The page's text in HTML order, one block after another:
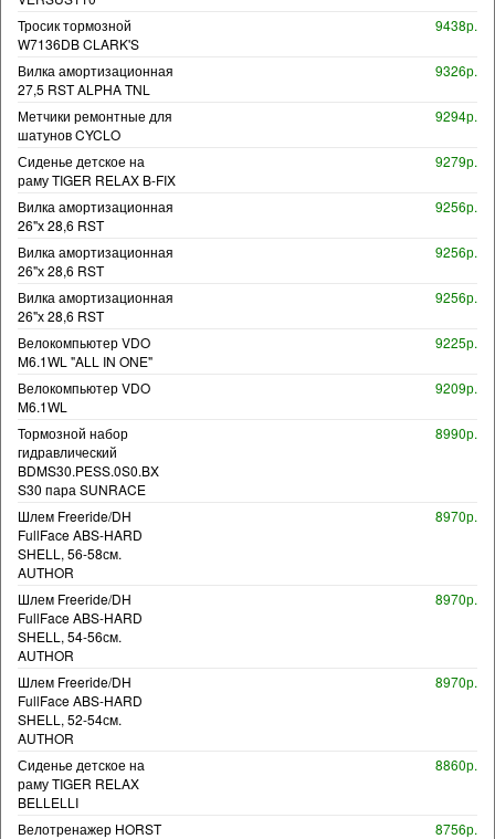
Тросик тормозной
W7136DB CLARK'S
9438р.
Вилка амортизационная
27,5 RST ALPHA TNL
9326р.
Метчики ремонтные для
шатунов CYCLO
9294р.
Сиденье детское на
раму TIGER RELAX B-FIX
9279р.
Вилка амортизационная
26"х 28,6 RST
9256р.
Вилка амортизационная
26"х 28,6 RST
9256р.
Вилка амортизационная
26"х 28,6 RST
9256р.
Велокомпьютер VDO
M6.1WL "ALL IN ONE"
9225р.
Велокомпьютер VDO
M6.1WL
9209р.
Тормозной набор
гидравлический
BDMS30.PESS.0S0.BX
S30 пара SUNRACE
8990р.
Шлем Freeride/DH
FullFace ABS-HARD
SHELL, 56-58см.
AUTHOR
8970р.
Шлем Freeride/DH
FullFace ABS-HARD
SHELL, 54-56см.
AUTHOR
8970р.
Шлем Freeride/DH
FullFace ABS-HARD
SHELL, 52-54см.
AUTHOR
8970р.
Сиденье детское на
раму TIGER RELAX
BELLELLI
8860р.
Велотренажер HORST
8756р.